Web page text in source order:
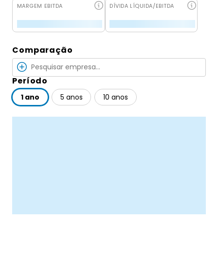
MARGEM EBITDA DÍVIDA LÍQUIDA/EBITDA
Comparação
Período
1 ano 5 anos 10 anos